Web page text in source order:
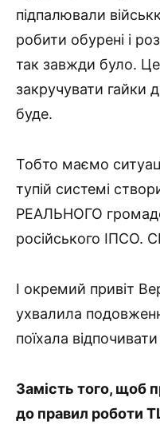
підпалювали
робити обурені і
так завжди було.
закручувати гайки
буде.
Тобто маємо
тупій системі
РЕАЛЬНОГО
російського
І окремий привіт
ухвалила
поїхала
Замість того, щоб
до правил роботи